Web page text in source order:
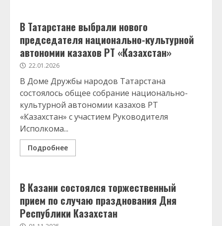
В Татарстане выбрали нового
председателя национально-культурной
автономии казахов РТ «Казахстан»
22.01.2026
В Доме Дружбы народов Татарстана
состоялось общее собрание национально-
культурной автономии казахов РТ
«Казахстан» с участием Руководителя
Исполкома...
Подробнее
В Казани состоялся торжественный
прием по случаю празднования Дня
Республики Казахстан